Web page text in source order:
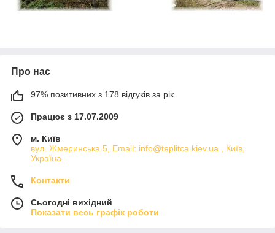
Про нас
97% позитивних з 178 відгуків за рік
Працює з 17.07.2009
м. Київ
вул. Жмеринська 5, Email: info@teplitca.kiev.ua , Київ,
Україна
Контакти
Сьогодні вихідний
Показати весь графік роботи